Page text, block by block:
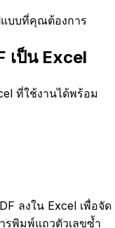
บบที่คุณต้องการ
เป็น Excel
ที่ใช้งานได้พร้อม
ลงใน Excel เพื่อจัด
พิมพ์แถวตัวเลขซ้ำ